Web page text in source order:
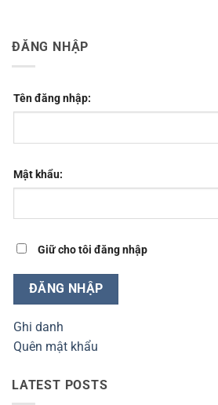
ĐĂNG NHẬP
Tên đăng nhập:
Mật khẩu:
Giữ cho tôi đăng nhập
ĐĂNG NHẬP
Ghi danh
Quên mật khẩu
LATEST POSTS